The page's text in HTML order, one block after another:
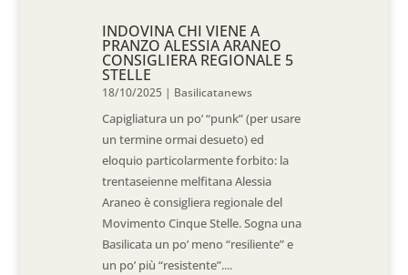
INDOVINA CHI VIENE A
PRANZO ALESSIA ARANEO
CONSIGLIERA REGIONALE 5
STELLE
18/10/2025 | Basilicatanews
Capigliatura un po’ “punk” (per usare
un termine ormai desueto) ed
eloquio particolarmente forbito: la
trentaseienne melfitana Alessia
Araneo è consigliera regionale del
Movimento Cinque Stelle. Sogna una
Basilicata un po’ meno “resiliente” e
un po’ più “resistente”....